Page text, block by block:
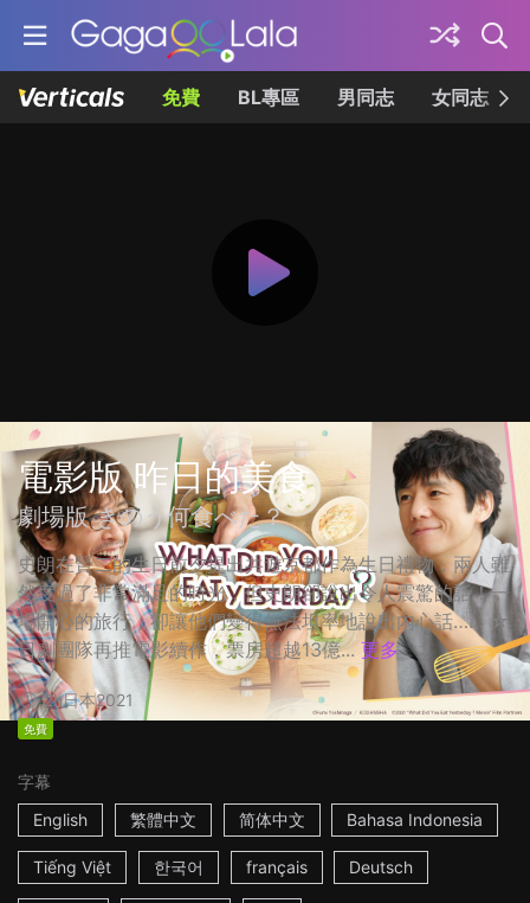
免費 BL專區 男同志 女同志
電影版 昨日的美食
劇場版 きのう何食べた？
史朗在賢二的生日前夕提出共遊京都作為生日禮物，兩人雖
然度過了非常滿足的時光，但史朗卻說出令人震驚的話！一
場開心的旅行，卻讓他們變得無法坦率地說出內心話…… ☆
日劇團隊再推電影續作，票房超越13億... 更多
2h日本2021
免費
字幕
English
繁體中文 简体中文 Bahasa Indonesia
Tiếng Việt 한국어 français Deutsch